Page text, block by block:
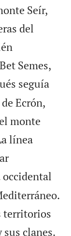
Seír,
del
Semes,
seguía
Ecrón,
monte
línea
territorios
sus clanes.